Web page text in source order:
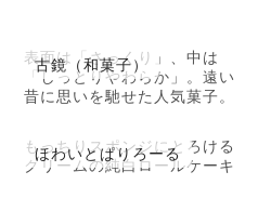
古鏡（和菓子）
表面は「さっくり」、中は
「しっとりやわらか」。遠い
昔に思いを馳せた人気菓子。
ほわいとぱりろーる
もっちりスポンジにとろける
クリームの純白ロールケーキ